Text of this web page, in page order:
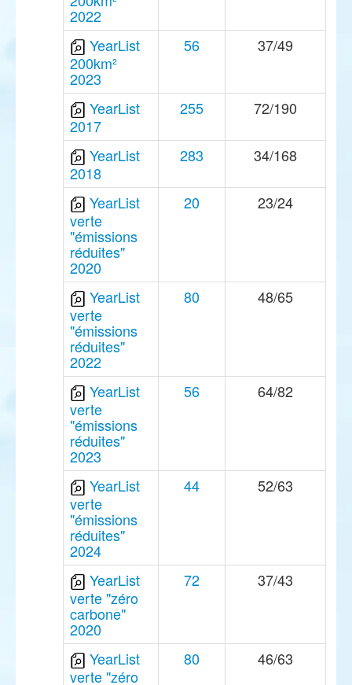
2022
YearList
200km²
2023
56 37/49
YearList
2017
255 72/190
YearList
2018
283 34/168
YearList
verte
"émissions
réduites"
2020
20 23/24
YearList
verte
"émissions
réduites"
2022
80 48/65
YearList
verte
"émissions
réduites"
2023
56 64/82
YearList
verte
"émissions
réduites"
2024
44 52/63
YearList
verte "zéro
carbone"
2020
72 37/43
YearList
verte "zéro
80 46/63